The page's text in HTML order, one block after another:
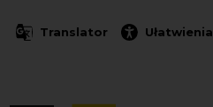
Translator Ułatwienia